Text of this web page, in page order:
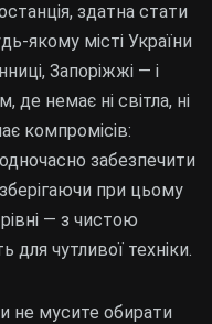
здатна стати
якому місті України
Запоріжжі — і
де немає ні світла, ні
компромісів:
забезпечити
при цьому
— з чистою
для чутливої техніки.
не мусите обирати